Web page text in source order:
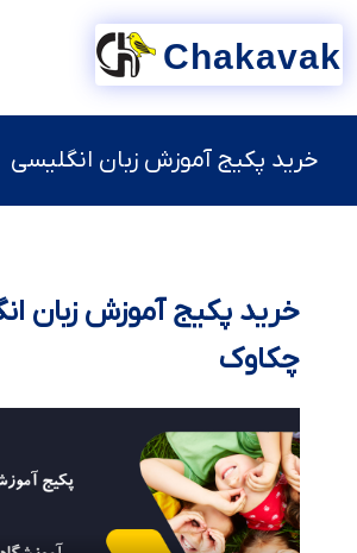
Chakavak
خرید پکیج آموزش زبان انگلیسی
خرید پکیج آموزش زبان
چکاوک